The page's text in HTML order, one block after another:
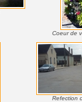
Coeur de
Refection